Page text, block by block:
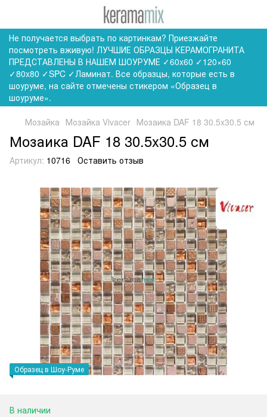
Не получается выбрать по картинкам? Приезжайте
посмотреть вживую! ЛУЧШИЕ ОБРАЗЦЫ КЕРАМОГРАНИТА
ПРЕДСТАВЛЕНЫ В НАШЕМ ШОУРУМЕ ✓60x60 ✓120×60
✓80x80 ✓SPC ✓Ламинат. Все образцы, которые есть в
шоуруме, на сайте отмечены стикером «Образец в
шоуруме».
Мозайка Мозайка Vivacer Мозаика DAF 18 30.5x30.5 см
Мозаика DAF 18 30.5x30.5 см
Артикул: 10716 Оставить отзыв
Образец в Шоу-Руме
В наличии